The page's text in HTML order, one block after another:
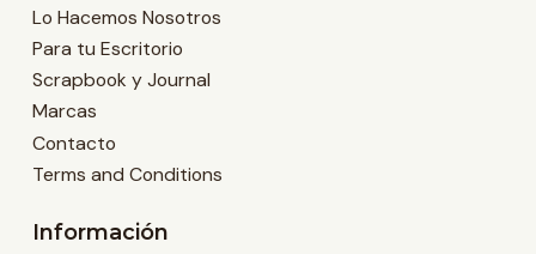
Lo Hacemos Nosotros
Para tu Escritorio
Scrapbook y Journal
Marcas
Contacto
Terms and Conditions
Información